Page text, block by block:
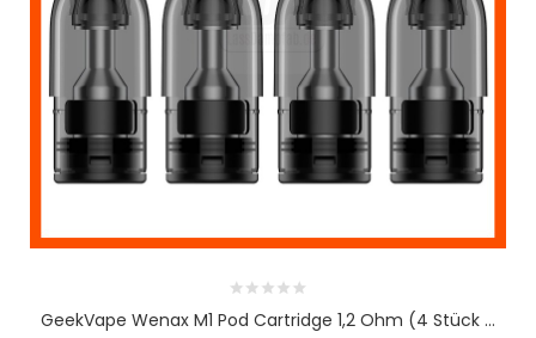
GeekVape Wenax M1 Pod Cartridge 1,2 Ohm (4 Stück ...